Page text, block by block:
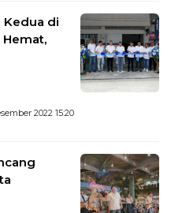
Kedua di
Hemat,
2022 15:20